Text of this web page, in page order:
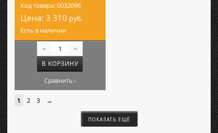
Код товара: 0032096
Цена: 3 310 руб.
Есть в наличии
В КОРЗИНУ
Сравнить ›
1 2 3 →
ПОКАЗАТЬ ЕЩЁ